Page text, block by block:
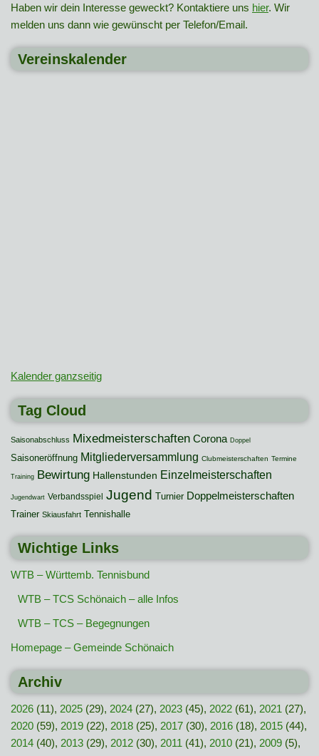
Haben wir dein Interesse geweckt? Kontaktiere uns hier. Wir
melden uns dann wie gewünscht per Telefon/Email.
Vereinskalender
Kalender ganzseitig
Tag Cloud
Saisonabschluss Mixedmeisterschaften Corona Doppel
Saisoneröffnung Mitgliederversammlung Clubmeisterschaften Termine
Training Bewirtung Hallenstunden Einzelmeisterschaften
Jugendwart Verbandsspiel Jugend Turnier Doppelmeisterschaften
Trainer Skiausfahrt Tennishalle
Wichtige Links
WTB – Württemb. Tennisbund
WTB – TCS Schönaich – alle Infos
WTB – TCS – Begegnungen
Homepage – Gemeinde Schönaich
Archiv
2026 (11), 2025 (29), 2024 (27), 2023 (45), 2022 (61), 2021 (27),
2020 (59), 2019 (22), 2018 (25), 2017 (30), 2016 (18), 2015 (44),
2014 (40), 2013 (29), 2012 (30), 2011 (41), 2010 (21), 2009 (5),